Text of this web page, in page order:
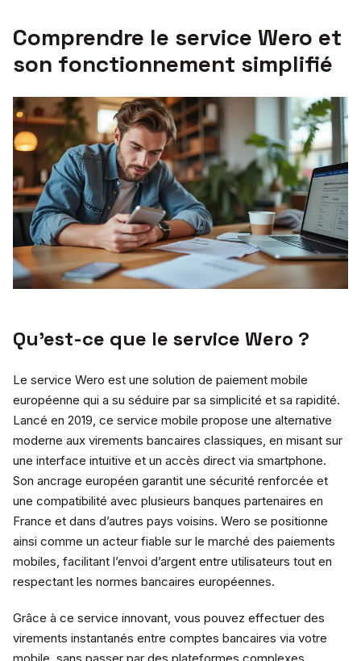
Comprendre le service Wero et
son fonctionnement simplifié
Qu’est-ce que le service Wero ?
Le service Wero est une solution de paiement mobile
européenne qui a su séduire par sa simplicité et sa rapidité.
Lancé en 2019, ce service mobile propose une alternative
moderne aux virements bancaires classiques, en misant sur
une interface intuitive et un accès direct via smartphone.
Son ancrage européen garantit une sécurité renforcée et
une compatibilité avec plusieurs banques partenaires en
France et dans d’autres pays voisins. Wero se positionne
ainsi comme un acteur fiable sur le marché des paiements
mobiles, facilitant l’envoi d’argent entre utilisateurs tout en
respectant les normes bancaires européennes.
Grâce à ce service innovant, vous pouvez effectuer des
virements instantanés entre comptes bancaires via votre